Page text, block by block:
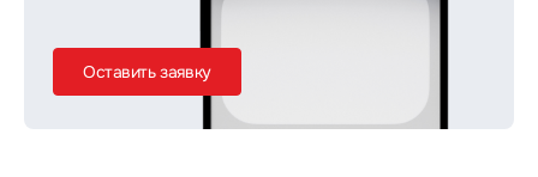
Оставить заявку